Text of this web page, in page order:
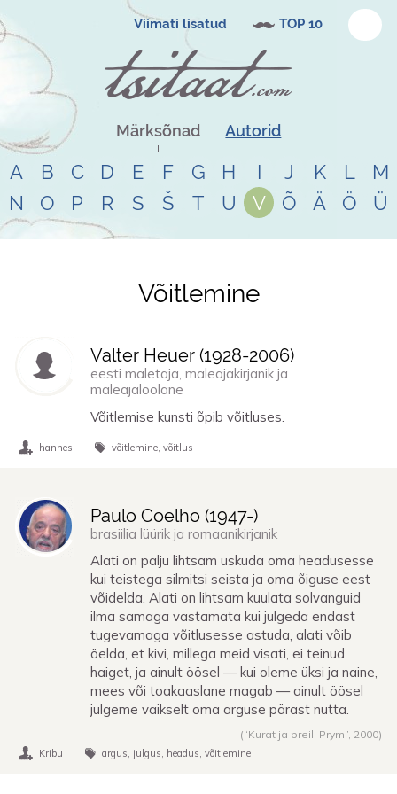
Viimati lisatud TOP 10
Märksõnad Autorid
A B C D E F G H I J K L
M
N
O P R S Š T U V Õ Ä Ö Ü
Tsitaadid teemalvõitlemine
Võitlemine
Valter Heuer (1928-2006)
eesti maletaja, maleajakirjanik ja
maleajaloolane
Võitlemise kunsti õpib võitluses.
hannes võitlemine võitlus
Paulo Coelho (1947-)
brasiilia lüürik ja romaanikirjanik
Alati on palju lihtsam uskuda oma headusesse
kui teistega silmitsi seista ja oma õiguse eest
võidelda. Alati on lihtsam kuulata solvanguid
ilma samaga vastamata kui julgeda endast
tugevamaga võitlusesse astuda, alati võib
öelda, et kivi, millega meid visati, ei teinud
haiget, ja ainult öösel — kui oleme üksi ja naine,
mees või toakaaslane magab — ainult öösel
julgeme vaikselt oma arguse pärast nutta.
(“Kurat ja preili Prym”, 2000)
Kribu argus julgus headus võitlemine